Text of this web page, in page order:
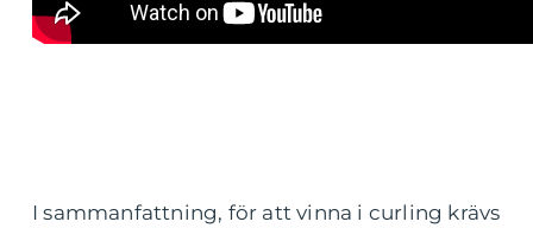
I sammanfattning, för att vinna i curling krävs